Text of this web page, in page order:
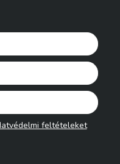
feltételeket